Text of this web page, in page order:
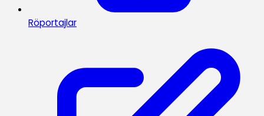
Röportajlar